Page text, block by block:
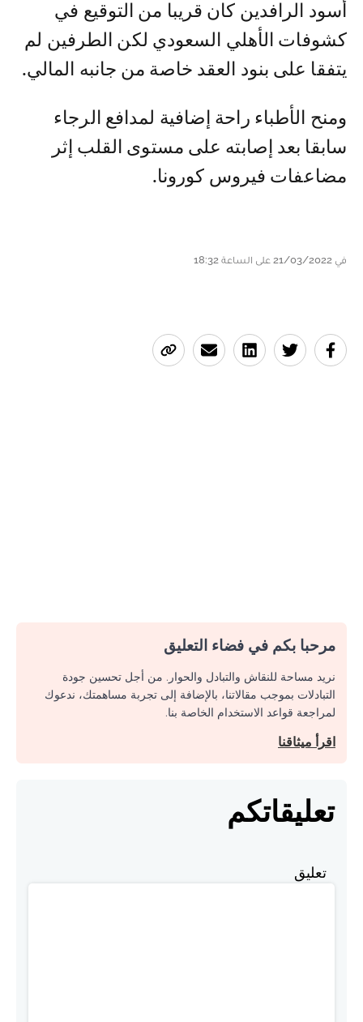
أسود الرافدين كان قريبا من التوقيع في
كشوفات الأهلي السعودي لكن الطرفين لم
يتفقا على بنود العقد خاصة من جانبه المالي.
ومنح الأطباء راحة إضافية لمدافع الرجاء
سابقا بعد إصابته على مستوى القلب إثر
مضاعفات فيروس كورونا.
في 21/03/2022 على الساعة 18:32
مرحبا بكم في فضاء التعليق
نريد مساحة للنقاش والتبادل والحوار. من أجل تحسين جودة
التبادلات بموجب مقالاتنا، بالإضافة إلى تجربة مساهمتك، ندعوك
لمراجعة قواعد الاستخدام الخاصة بنا.
اقرأ ميثاقنا
تعليقاتكم
تعليق